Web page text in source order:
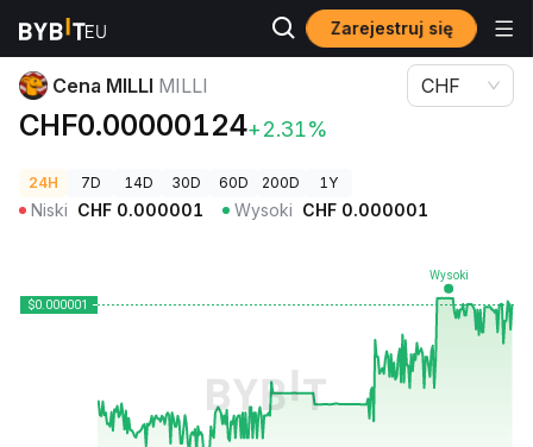
Zarejestruj się
Ceny kryptowalut Cena MILLI MILLI
Cena MILLI MILLI
CHF0.00000124+2.31%
CHF
24H 7D 14D 30D 60D 200D 1Y
Niski CHF 0.000001 Wysoki CHF 0.000001